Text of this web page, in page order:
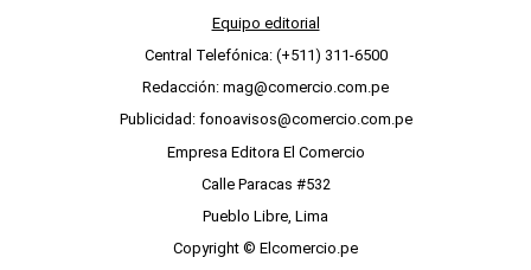
Equipo editorial
Central Telefónica: (+511) 311-6500
Redacción: mag@comercio.com.pe
Publicidad: fonoavisos@comercio.com.pe
Empresa Editora El Comercio
Calle Paracas #532
Pueblo Libre, Lima
Copyright © Elcomercio.pe